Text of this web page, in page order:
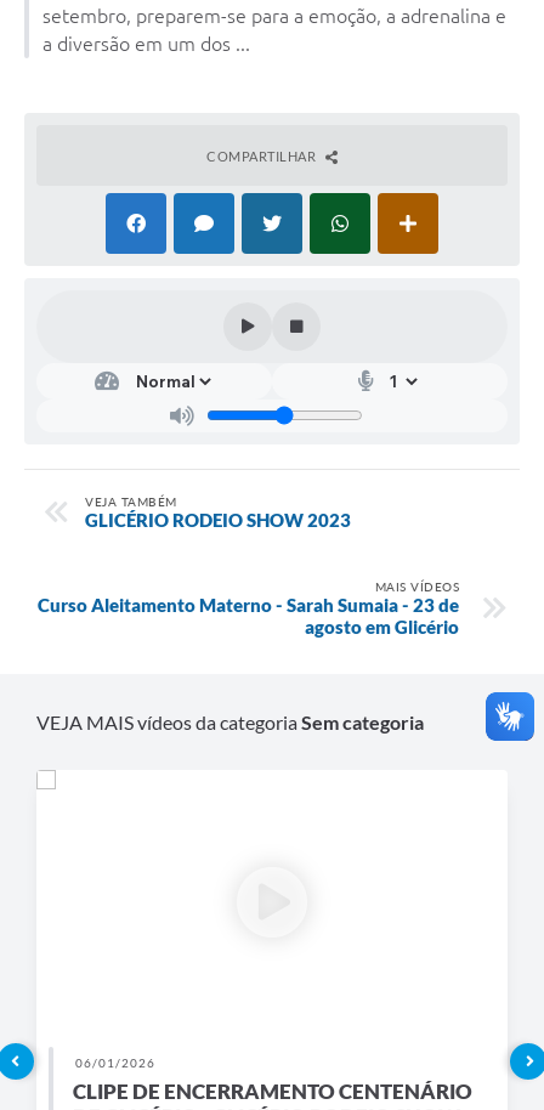
setembro, preparem-se para a emoção, a adrenalina e
a diversão em um dos ...
COMPARTILHAR
VEJA TAMBÉM
GLICÉRIO RODEIO SHOW 2023
MAIS VÍDEOS
Curso Aleitamento Materno - Sarah Sumaia - 23 de
agosto em Glicério
VEJA MAIS vídeos da categoriaSem categoria
06/01/2026
CLIPE DE ENCERRAMENTO CENTENÁRIO